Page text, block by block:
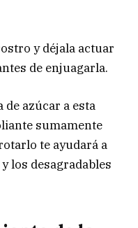
y déjala actuar
de enjuagarla.
de azúcar a esta
sumamente
te ayudará a
los desagradables